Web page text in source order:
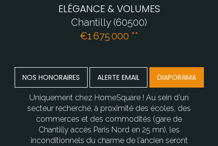
ELÉGANCE & VOLUMES
Chantilly (60500)
€1 675 000 **
NOS HONORAIRES ALERTE EMAIL DIAPORAMA
Uniquement chez HomeSquare ! Au sein d'un
secteur recherché, à proximité des écoles, des
commerces et des commodités (gare de
Chantilly accès Paris Nord en 25 mn), les
inconditionnels du charme de l'ancien seront